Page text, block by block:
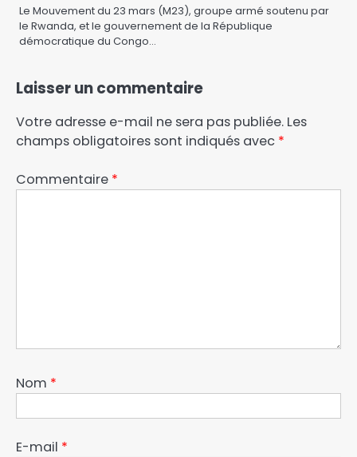
Le Mouvement du 23 mars (M23), groupe armé soutenu par
le Rwanda, et le gouvernement de la République
démocratique du Congo…
Laisser un commentaire
Votre adresse e-mail ne sera pas publiée. Les
champs obligatoires sont indiqués avec *
Commentaire *
Nom *
E-mail *